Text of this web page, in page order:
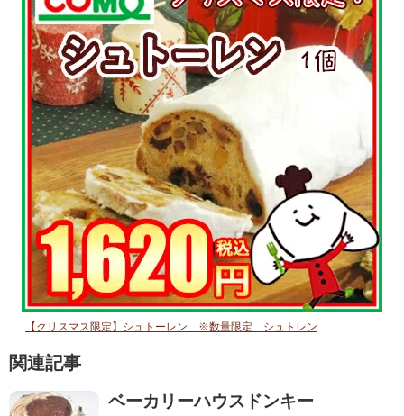
【クリスマス限定】シュトーレン ※数量限定 シュトレン
関連記事
ベーカリーハウスドンキー